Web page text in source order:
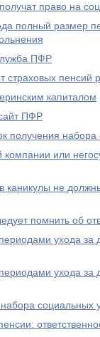
право на
полный размер
ПФР
страховых
капиталом
ПФР
получения набора
или
не
помнить об
ухода за
ухода за
социальных